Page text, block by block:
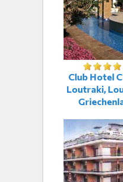
Club Hotel
Loutraki,